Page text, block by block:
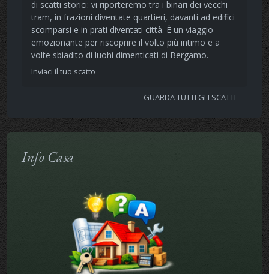
di scatti storici: vi riporteremo tra i binari dei vecchi
tram, in frazioni diventate quartieri, davanti ad edifici
scomparsi e in prati diventati città. È un viaggio
emozionante per riscoprire il volto più intimo e a
volte sbiadito di luohi dimenticati di Bergamo.
Inviaci il tuo scatto
GUARDA TUTTI GLI SCATTI
Info Casa